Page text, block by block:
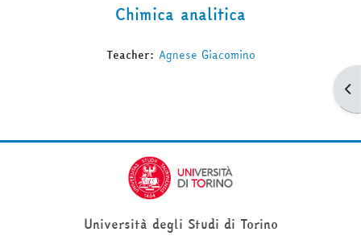
Chimica analitica
Teacher: Agnese Giacomino
Università degli Studi di Torino